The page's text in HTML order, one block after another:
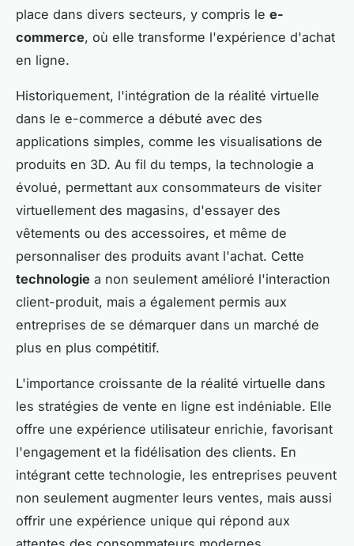
place dans divers secteurs, y compris le e-
commerce, où elle transforme l'expérience d'achat
en ligne.
Historiquement, l'intégration de la réalité virtuelle
dans le e-commerce a débuté avec des
applications simples, comme les visualisations de
produits en 3D. Au fil du temps, la technologie a
évolué, permettant aux consommateurs de visiter
virtuellement des magasins, d'essayer des
vêtements ou des accessoires, et même de
personnaliser des produits avant l'achat. Cette
technologie a non seulement amélioré l'interaction
client-produit, mais a également permis aux
entreprises de se démarquer dans un marché de
plus en plus compétitif.
L'importance croissante de la réalité virtuelle dans
les stratégies de vente en ligne est indéniable. Elle
offre une expérience utilisateur enrichie, favorisant
l'engagement et la fidélisation des clients. En
intégrant cette technologie, les entreprises peuvent
non seulement augmenter leurs ventes, mais aussi
offrir une expérience unique qui répond aux